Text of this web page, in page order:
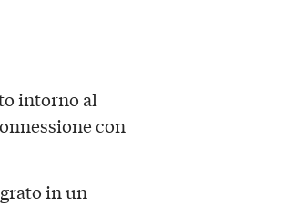
intorno al
con
in un